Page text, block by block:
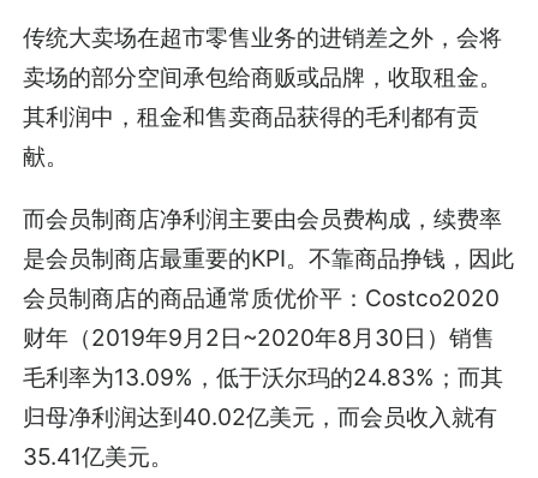
传统大卖场在超市零售业务的进销差之外，会将
卖场的部分空间承包给商贩或品牌，收取租金。
其利润中，租金和售卖商品获得的毛利都有贡
献。
而会员制商店净利润主要由会员费构成，续费率
是会员制商店最重要的KPI。不靠商品挣钱，因此
会员制商店的商品通常质优价平：Costco2020
财年（2019年9月2日~2020年8月30日）销售
毛利率为13.09%，低于沃尔玛的24.83%；而其
归母净利润达到40.02亿美元，而会员收入就有
35.41亿美元。